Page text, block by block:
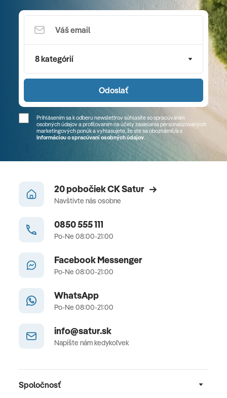
8 kategórií
Odoslať
Prihlásením sa k odberu newslettrov súhlasíte so spracúvaním
osobných údajov a profilovaním na účely zasielania personalizovaných
marketingových ponúk a vyhlasujete, že ste sa oboznámil/a s
Informáciou o spracúvaní osobných údajov.
20 pobočiek CK Satur
Navštívte nás osobne
0850 555 111
Po-Ne 08:00-21:00
Facebook Messenger
Po-Ne 08:00-21:00
WhatsApp
Po-Ne 08:00-21:00
info@satur.sk
Napíšte nám kedykoľvek
Spoločnosť